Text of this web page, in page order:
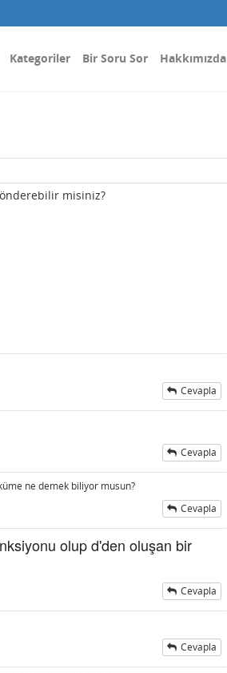
Kategoriler Bir Soru Sor Hakkımızda
misiniz?
Cevapla
Cevapla
ne demek biliyor musun?
Cevapla
olup d'den oluşan bir
Cevapla
Cevapla